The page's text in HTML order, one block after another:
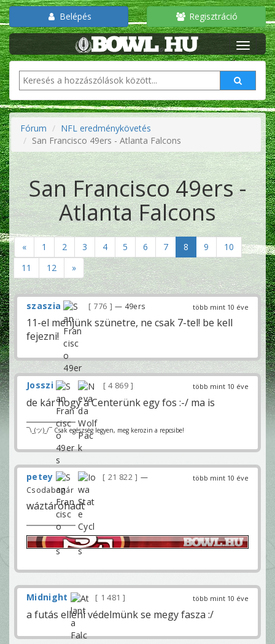
Belépés Regisztráció
Fórum
NFL eredménykövetés
San Francisco 49ers - Atlanta Falcons
San Francisco 49ers -
Atlanta Falcons
« 1 2 3 4 5 6 7 8 9
10
11
12 »
több mint 10 éve
szaszia 776 — 49ers
11-el menjünk szünetre, ne csak 7-tel! be kell
fejezni!
több mint 10 éve
Josszi 4 869
de kár hogy a Centerünk egy fos :-/ ma is
¯\_(ツ)_/¯ Csak egészség legyen, meg kerozin a repcsibe!
több mint 10 éve
petey 21 822
—
Csodabogár
wáztárohadt
több mint 10 éve
Midnight 1 481
a futás elleni védelmünk se megy fasza :/